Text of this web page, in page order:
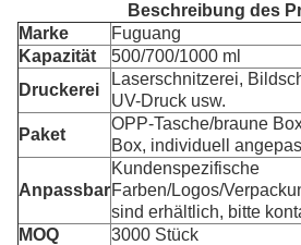
Beschreibung des
Marke
Fuguang
Kapazität
500/700/1000 ml
Druckerei
Laserschnitzerei,
UV-Druck usw.
Paket
OPP-Tasche/braune
Box, individuell
Anpassbar
Kundenspezifische
Farben/Logos/
sind erhältlich, bitte
MOQ
3000 Stück